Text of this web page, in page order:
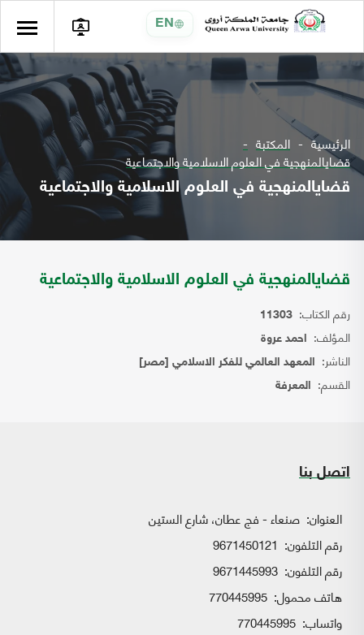
EN
الرئيسية المكتبة
قضايالمنهجية في العلوم الاسلامية والاجتماعية
قضايالمنهجية في العلوم الاسلامية والاجتماعية
قضايالمنهجية في العلوم الاسلامية والاجتماعية
رقم الكتاب: 11303
المؤلف: احمد عروة
الناشر: المعهد العالمي للفكر الاسلامي [مصر]
القسم: المعرفة
اتصل بنا
العنوان: صنعاء - فج عطان، شارع الستين
رقم التلفون: 9671450121
رقم التلفون: 9671445993
هاتف محمول: 770445995
واتساب: